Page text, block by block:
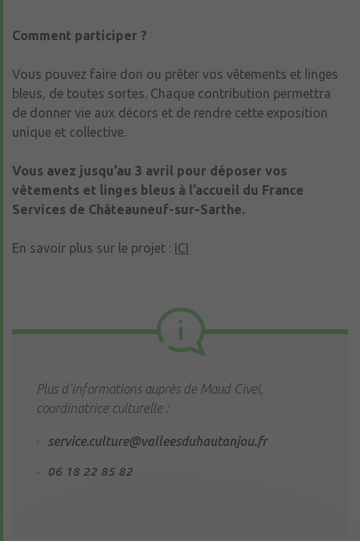
Comment participer ?
Vous pouvez faire don ou prêter vos vêtements et linges
bleus, de toutes sortes. Chaque contribution permettra
de donner vie aux décors et de rendre cette exposition
unique et collective.
Vous avez jusqu’au 3 avril pour déposer vos
vêtements et linges bleus à l’accueil du France
Services de Châteauneuf-sur-Sarthe.
En savoir plus sur le projet : ICI
Plus d’informations auprès de Maud Civel,
coordinatrice culturelle :
service.culture@valleesduhautanjou.fr
06 18 22 85 82